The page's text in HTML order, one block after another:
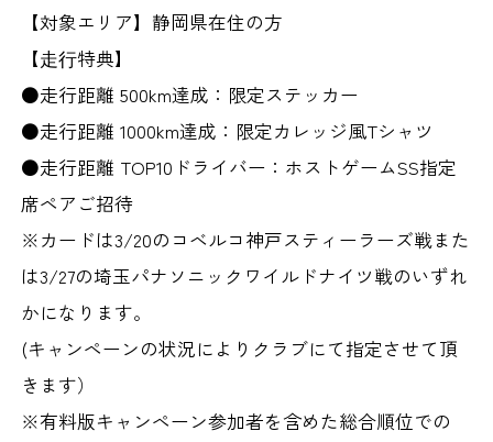
【対象エリア】 静岡県在住の方
【⾛⾏特典】
●走行距離 500km達成 ：限定ステッカー
●走行距離 1000km達成 ：限定カレッジ風Tシャツ
●走行距離 TOP10ドライバー ：ホストゲームSS指定
席ペアご招待
※カードは3/20のコベルコ神戸スティーラーズ戦また
は3/27の埼玉パナソニックワイルドナイツ戦のいずれ
かになります。
(キャンペーンの状況によりクラブにて指定させて頂
きます）
※有料版キャンペーン参加者を含めた総合順位での